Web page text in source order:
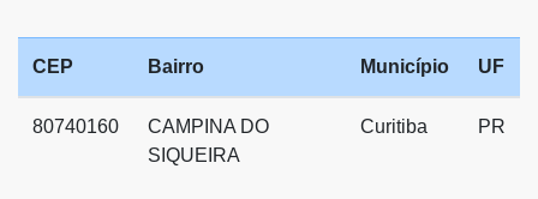
CEP Bairro Município UF
80740160
CAMPINA DO
SIQUEIRA
Curitiba PR